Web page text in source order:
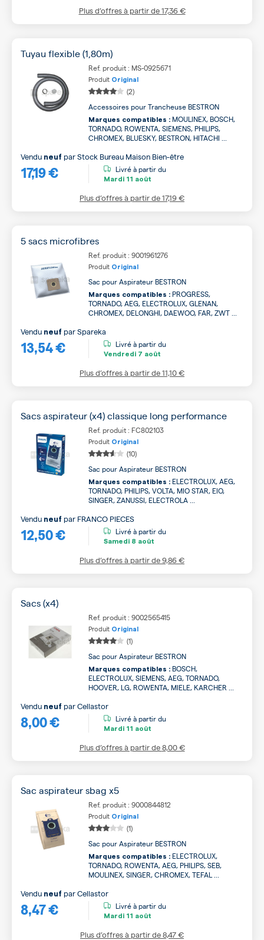
Plus d’offres à partir de17,36 €
Tuyau flexible (1,80m)
Ref. produit : MS-0925671
Produit Original
(2)
Accessoires pour Trancheuse BESTRON
Marques compatibles : MOULINEX, BOSCH,
TORNADO, ROWENTA, SIEMENS, PHILIPS,
CHROMEX, BLUESKY, BESTRON, HITACHI ...
17,19 €
Vendu neuf parStock Bureau Maison Bien-être
Livré à partir du
Mardi 11 août
Plus d’offres à partir de17,19 €
5 sacs microfibres
Ref. produit : 9001961276
Produit Original
Sac pour Aspirateur BESTRON
Marques compatibles : PROGRESS,
TORNADO, AEG, ELECTROLUX, GLENAN,
CHROMEX, DELONGHI, DAEWOO, FAR, ZWT ...
13,54 €
Vendu neuf parSpareka
Livré à partir du
Vendredi 7 août
Plus d’offres à partir de11,10 €
Sacs aspirateur (x4) classique long performance
Ref. produit : FC802103
Produit Original
(10)
Sac pour Aspirateur BESTRON
Marques compatibles : ELECTROLUX, AEG,
TORNADO, PHILIPS, VOLTA, MIO STAR, EIO,
SINGER, ZANUSSI, ELECTROLA ...
12,50 €
Vendu neuf par FRANCO PIECES
Livré à partir du
Samedi 8 août
Plus d’offres à partir de9,86 €
Sacs (x4)
Ref. produit : 9002565415
Produit Original
(1)
Sac pour Aspirateur BESTRON
Marques compatibles : BOSCH,
ELECTROLUX, SIEMENS, AEG, TORNADO,
HOOVER, LG, ROWENTA, MIELE, KARCHER ...
8,00 €
Vendu neuf parCellastor
Livré à partir du
Mardi 11 août
Plus d’offres à partir de8,00 €
Sac aspirateur sbag x5
Ref. produit : 9000844812
Produit Original
(1)
Sac pour Aspirateur BESTRON
Marques compatibles : ELECTROLUX,
TORNADO, ROWENTA, AEG, PHILIPS, SEB,
MOULINEX, SINGER, CHROMEX, TEFAL ...
8,47 €
Vendu neuf parCellastor
Livré à partir du
Mardi 11 août
Plus d’offres à partir de8,47 €